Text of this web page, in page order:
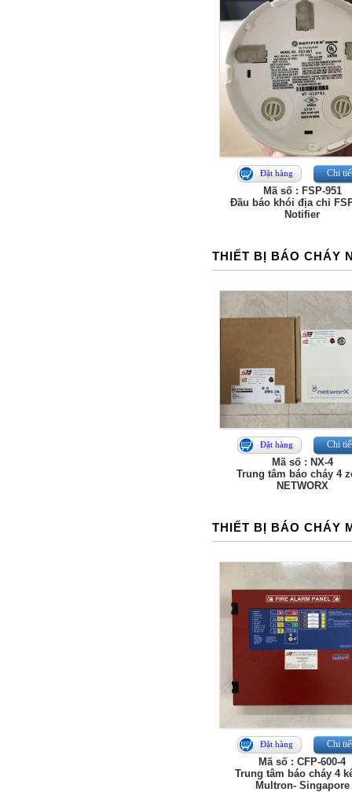
Đặt hàng Chi
Mã số : FSP-951
Đầu báo khói địa chỉ
Notifier
THIẾT BỊ BÁO CHÁY
Đặt hàng Chi
Mã số : NX-4
Trung tâm báo cháy 4
NETWORX
THIẾT BỊ BÁO CHÁY
Đặt hàng Chi
Mã số : CFP-600-4
Trung tâm báo cháy 4
Multron- Singapore